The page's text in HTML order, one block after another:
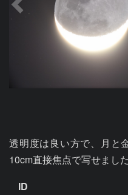
透明度は良い方で、月と
10cm直接焦点で写せました
ID